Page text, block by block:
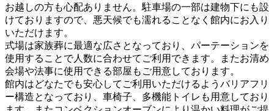
お越しの方も心配ありません。駐車場の一部は建物下にも設
けておりますので、悪天候でも濡れることなく館内にお入り
いただけます。
式場は家族葬に最適な広さとなっており、パーテーションを
使用することで人数に合わせてご利用できます。またお清め
会場や法事に使用できる部屋もご用意しております。
館内はどなたでも安心してご利用いただけるようバリアフリ
ー構造となっており、車椅子、多機能トイレも用意しており